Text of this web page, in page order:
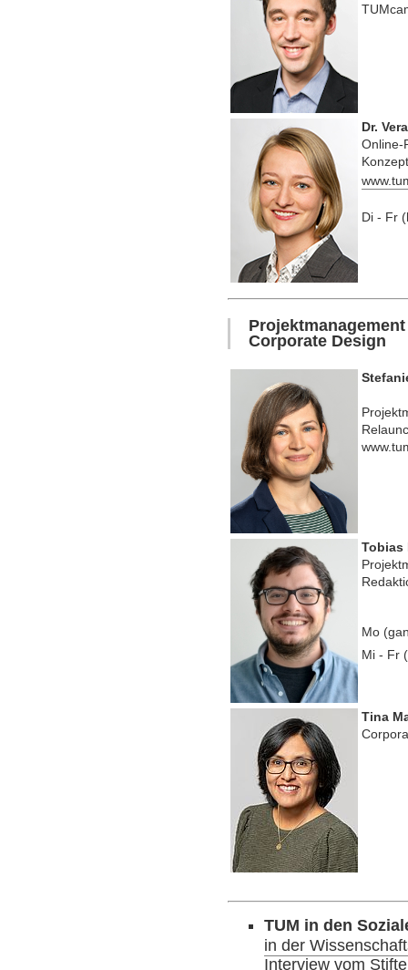
Dr.
Online-
Di - Fr
Corporate Design
Tobias
Mo
Mi - Fr
Tina
TUM in den
in der
Interview vom